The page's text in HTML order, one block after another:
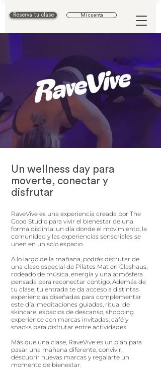
Reserva tu clase Mi cuenta
Un wellness day para
moverte, conectar y
disfrutar
RaveVive es una experiencia creada por The
Good Studio para vivir el bienestar de una
forma distinta: un día donde el movimiento, la
comunidad y las experiencias sensoriales se
unen en un solo espacio.
A lo largo de la mañana, podrás disfrutar de
una clase especial de Pilates Mat en Glashaus,
rodeado de música, energía y una atmósfera
pensada para reconectar contigo. Además de
tu clase, tu entrada te da acceso a distintas
experiencias diseñadas para complementar
este día: meditaciones guiadas, ritual de
skincare, espacios de descanso, shopping
experience con marcas invitadas, café y
snacks para disfrutar entre actividades.
Más que una clase, RaveVive es un plan para
pasar una mañana diferente, convivir,
descubrir nuevas marcas y regalarte un
momento de bienestar.